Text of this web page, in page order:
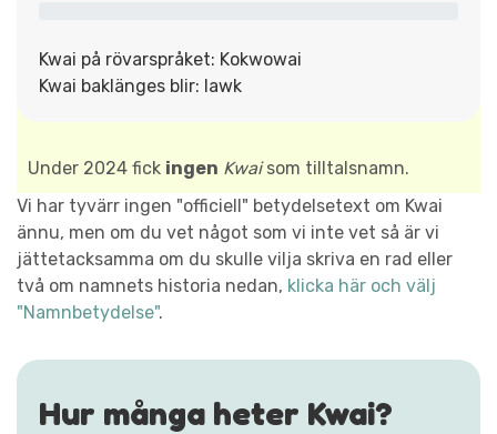
Kwai på rövarspråket: Kokwowai
Kwai baklänges blir: Iawk
Under 2024 fick ingen Kwaisom tilltalsnamn.
Vi har tyvärr ingen "officiell" betydelsetext om Kwai
ännu, men om du vet något som vi inte vet så är vi
jättetacksamma om du skulle vilja skriva en rad eller
två om namnets historia nedan, klicka här och välj
"Namnbetydelse".
Hur många heter Kwai?